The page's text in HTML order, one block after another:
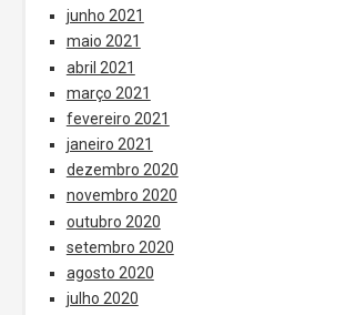
junho 2021
maio 2021
abril 2021
março 2021
fevereiro 2021
janeiro 2021
dezembro 2020
novembro 2020
outubro 2020
setembro 2020
agosto 2020
julho 2020